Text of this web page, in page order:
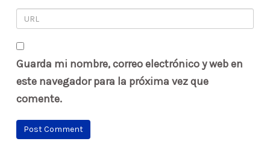
Guarda mi nombre, correo electrónico y web en
este navegador para la próxima vez que
comente.